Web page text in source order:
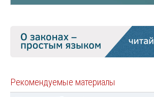
Рекомендуемые материалы